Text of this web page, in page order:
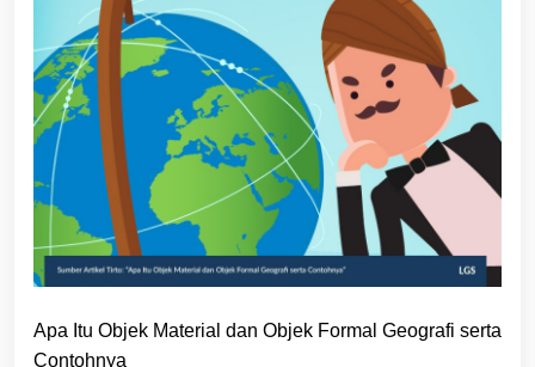
Apa Itu Objek Material dan Objek Formal Geografi serta
Contohnya